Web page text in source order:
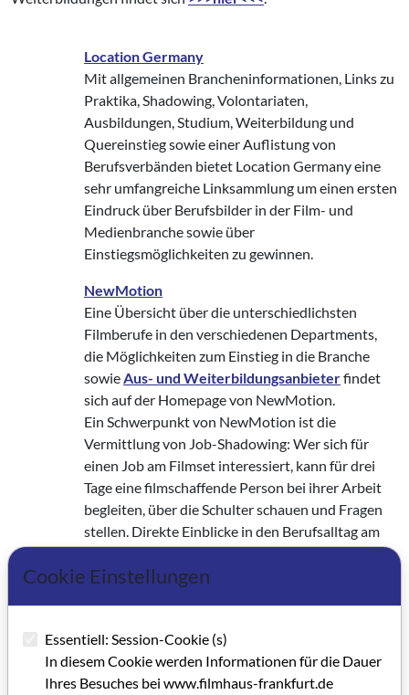
Location Germany
Mit allgemeinen Brancheninformationen, Links zu
Praktika, Shadowing, Volontariaten,
Ausbildungen, Studium, Weiterbildung und
Quereinstieg sowie einer Auflistung von
Berufsverbänden bietet Location Germany eine
sehr umfangreiche Linksammlung um einen ersten
Eindruck über Berufsbilder in der Film- und
Medienbranche sowie über
Einstiegsmöglichkeiten zu gewinnen.
NewMotion
Eine Übersicht über die unterschiedlichsten
Filmberufe in den verschiedenen Departments,
die Möglichkeiten zum Einstieg in die Branche
sowieAus- und Weiterbildungsanbieterfindet
sich auf der Homepage von NewMotion.
Ein Schwerpunkt von NewMotion ist die
Vermittlung von Job-Shadowing: Wer sich für
einen Job am Filmset interessiert, kann für drei
Tage eine filmschaffende Person bei ihrer Arbeit
begleiten, über die Schulter schauen und Fragen
stellen. Direkte Einblicke in den Berufsalltag am
Filmset, in der (Post-) Produktion, im Technik-
oder Filmverleih können durch ein Job-Shadowing
Job-Shadowing bei NewMotion eintragen und
bekommen dann passende Bewerber*innen
vorgestellt.
Cookie Einstellungen
Essentiell: Session-Cookie (s)
In diesem Cookie werden Informationen für die Dauer
Ihres Besuches bei www.filmhaus-frankfurt.de